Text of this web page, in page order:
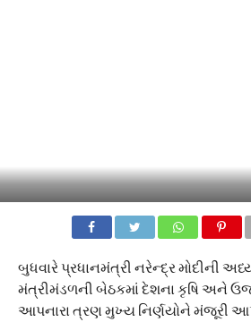
બુધવારે પ્રધાનમંત્રી નરેન્દ્ર મોદીની
મંત્રીમંડળની બેઠકમાં દેશના કૃષિ અને
આપનારા ત્રણ મુખ્ય નિર્ણયોને મંજૂરી